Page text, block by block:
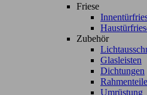
Friese
Zubehör
Glasleisten
Dichtungen
Rahmenteile
Umrüstung